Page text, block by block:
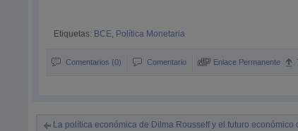
Etiquetas: BCE, Política Monetaria
Comentarios (0) Comentario Enlace Permanente
La política económica de Dilma Rousseff y el futuro económico